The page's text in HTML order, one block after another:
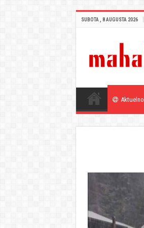
SUBOTA , 8 AUGUSTA 2026
Aktuelno